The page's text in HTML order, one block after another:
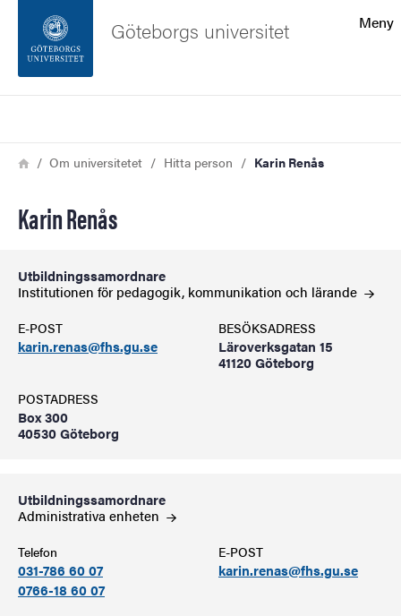
Sidfoten
Meny
Göteborgs universitet
Länkstig
HemOm universitetet Hitta person Karin Renås
Karin Renås
Utbildningssamordnare
Institutionen för pedagogik, kommunikation och lärande
E-POST
karin.renas@fhs.gu.se
BESÖKSADRESS
Läroverksgatan 15
41120 Göteborg
POSTADRESS
Box 300
40530 Göteborg
Utbildningssamordnare
Administrativa enheten
Telefon
031-786 60 07
0766-18 60 07
E-POST
karin.renas@fhs.gu.se